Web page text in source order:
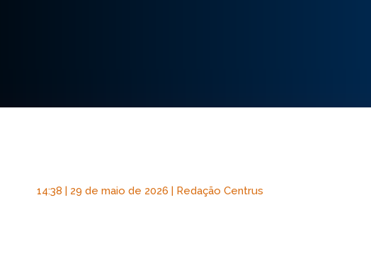
14:38 | 29 de maio de 2026 | Redação Centrus